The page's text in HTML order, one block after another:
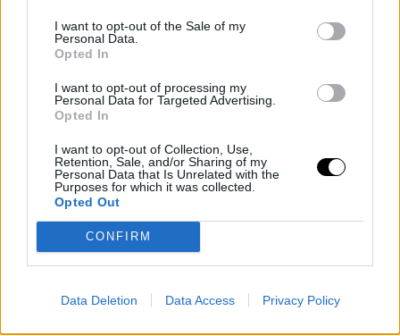
I want to opt-out of the Sale of my
Personal Data.
Opted In
I want to opt-out of processing my
Personal Data for Targeted Advertising.
Opted In
I want to opt-out of Collection, Use,
Retention, Sale, and/or Sharing of my
Personal Data that Is Unrelated with the
Purposes for which it was collected.
Opted Out
CONFIRM
Data Deletion Data Access Privacy Policy